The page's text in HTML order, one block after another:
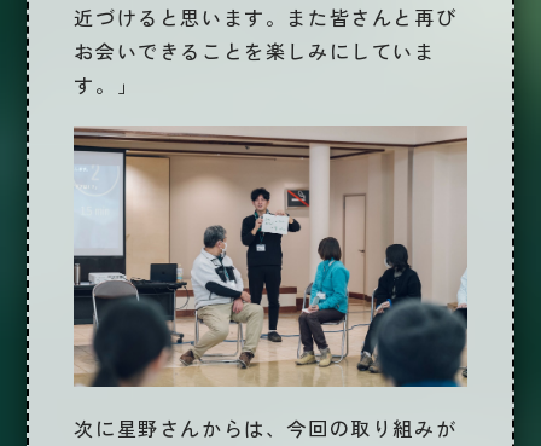
近づけると思います。また皆さんと再び
お会いできることを楽しみにしていま
す。」
次に星野さんからは、今回の取り組みが